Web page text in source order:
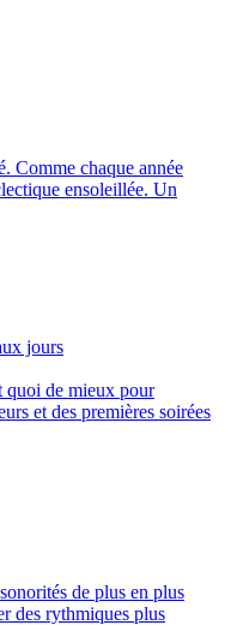
Comme chaque année
ensoleillée. Un
jours
quoi de mieux pour
et des premières soirées
de plus en plus
des rythmiques plus